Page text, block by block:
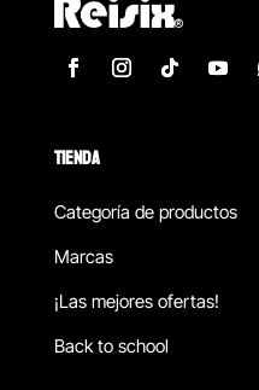
TIENDA
Categoría de productos
Marcas
¡Las mejores ofertas!
Back to school